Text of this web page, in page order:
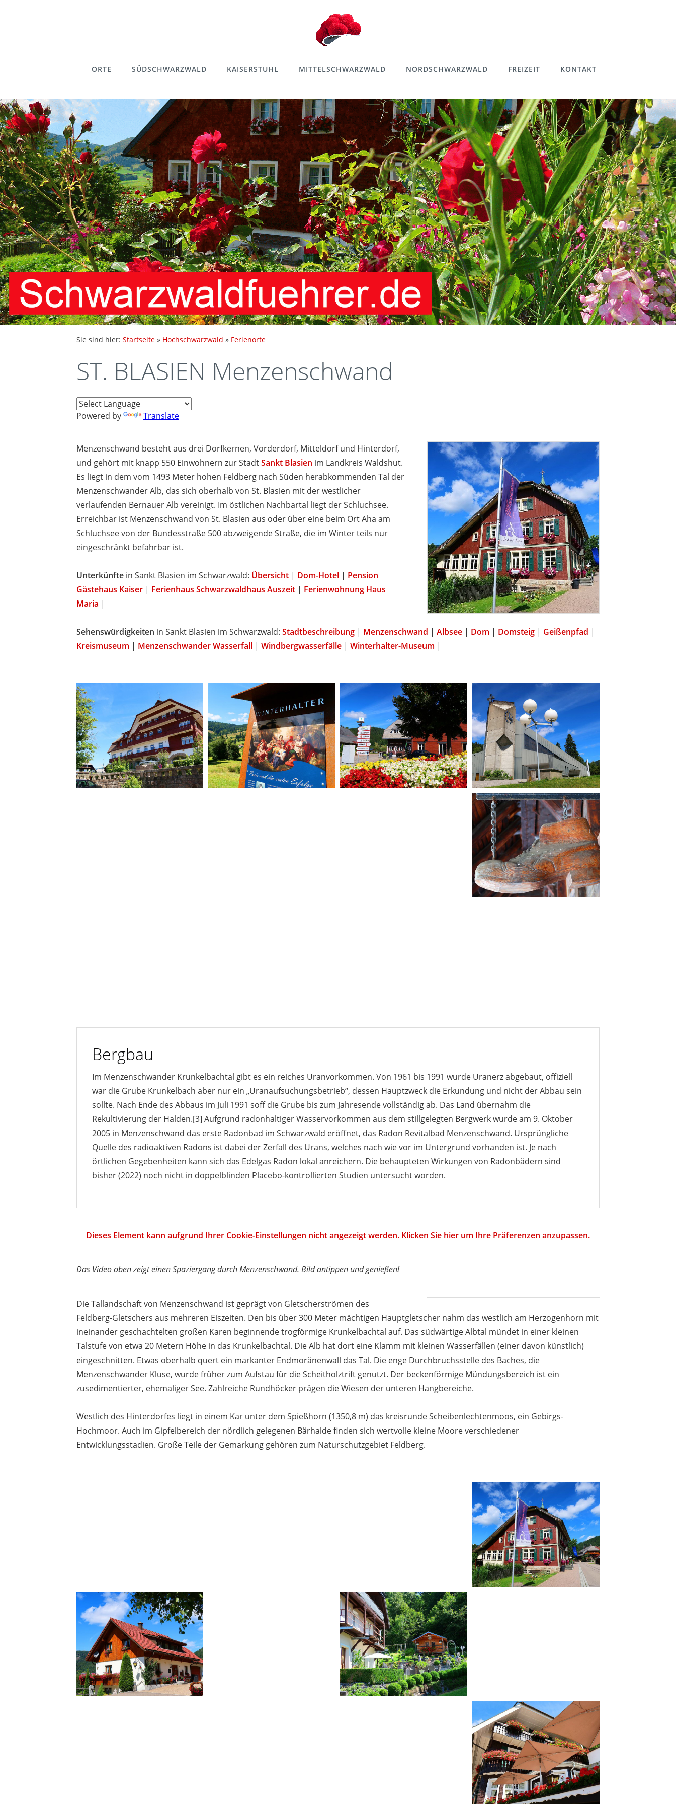
ORTE SÜDSCHWARZWALD KAISERSTUHL MITTELSCHWARZWALD NORDSCHWARZWALD FREIZEIT KONTAKT
Sie sind hier: Startseite » Hochschwarzwald » Ferienorte
ST. BLASIEN Menzenschwand
Powered by Translate
Menzenschwand besteht aus drei Dorfkernen, Vorderdorf, Mitteldorf und Hinterdorf,
und gehört mit knapp 550 Einwohnern zur StadtSankt Blasien im Landkreis Waldshut.
Es liegt in dem vom 1493 Meter hohen Feldberg nach Süden herabkommenden Tal der
Menzenschwander Alb, das sich oberhalb von St. Blasien mit der westlicher
verlaufenden Bernauer Alb vereinigt. Im östlichen Nachbartal liegt der Schluchsee.
Erreichbar ist Menzenschwand von St. Blasien aus oder über eine beim Ort Aha am
Schluchsee von der Bundesstraße 500 abzweigende Straße, die im Winter teils nur
eingeschränkt befahrbar ist.
Unterkünfte in Sankt Blasien im Schwarzwald: Übersicht | Dom-Hotel | Pension
Gästehaus Kaiser | Ferienhaus Schwarzwaldhaus Auszeit | Ferienwohnung Haus
Maria |
Sehenswürdigkeiten in Sankt Blasien im Schwarzwald: Stadtbeschreibung | Menzenschwand | Albsee | Dom | Domsteig | Geißenpfad |
Kreismuseum | Menzenschwander Wasserfall | Windbergwasserfälle | Winterhalter-Museum |
Bergbau
Im Menzenschwander Krunkelbachtal gibt es ein reiches Uranvorkommen. Von 1961 bis 1991 wurde Uranerz abgebaut, offiziell
war die Grube Krunkelbach aber nur ein „Uranaufsuchungsbetrieb“, dessen Hauptzweck die Erkundung und nicht der Abbau sein
sollte. Nach Ende des Abbaus im Juli 1991 soff die Grube bis zum Jahresende vollständig ab. Das Land übernahm die
Rekultivierung der Halden.[3] Aufgrund radonhaltiger Wasservorkommen aus dem stillgelegten Bergwerk wurde am 9. Oktober
2005 in Menzenschwand das erste Radonbad im Schwarzwald eröffnet, das Radon Revitalbad Menzenschwand. Ursprüngliche
Quelle des radioaktiven Radons ist dabei der Zerfall des Urans, welches nach wie vor im Untergrund vorhanden ist. Je nach
örtlichen Gegebenheiten kann sich das Edelgas Radon lokal anreichern. Die behaupteten Wirkungen von Radonbädern sind
bisher (2022) noch nicht in doppelblinden Placebo-kontrollierten Studien untersucht worden.
Dieses Element kann aufgrund Ihrer Cookie-Einstellungen nicht angezeigt werden. Klicken Sie hier um Ihre Präferenzen anzupassen.
Das Video oben zeigt einen Spaziergang durch Menzenschwand. Bild antippen und genießen!
Die Tallandschaft von Menzenschwand ist geprägt von Gletscherströmen des
Feldberg-Gletschers aus mehreren Eiszeiten. Den bis über 300 Meter mächtigen Hauptgletscher nahm das westlich am Herzogenhorn mit
ineinander geschachtelten großen Karen beginnende trogförmige Krunkelbachtal auf. Das südwärtige Albtal mündet in einer kleinen
Talstufe von etwa 20 Metern Höhe in das Krunkelbachtal. Die Alb hat dort eine Klamm mit kleinen Wasserfällen (einer davon künstlich)
eingeschnitten. Etwas oberhalb quert ein markanter Endmoränenwall das Tal. Die enge Durchbruchsstelle des Baches, die
Menzenschwander Kluse, wurde früher zum Aufstau für die Scheitholztrift genutzt. Der beckenförmige Mündungsbereich ist ein
zusedimentierter, ehemaliger See. Zahlreiche Rundhöcker prägen die Wiesen der unteren Hangbereiche.
Westlich des Hinterdorfes liegt in einem Kar unter dem Spießhorn (1350,8 m) das kreisrunde Scheibenlechtenmoos, ein Gebirgs-
Hochmoor. Auch im Gipfelbereich der nördlich gelegenen Bärhalde finden sich wertvolle kleine Moore verschiedener
Entwicklungsstadien. Große Teile der Gemarkung gehören zum Naturschutzgebiet Feldberg.